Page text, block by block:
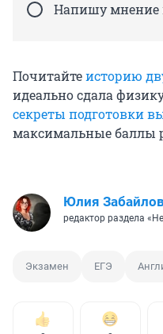
Напишу мнение
Почитайтеисторию
идеально сдала
секреты подготовки
максимальные баллы
Юлия
редактор раздела
Экзамен ЕГЭ